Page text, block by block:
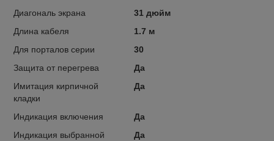
Диагональ экрана
31 дюйм
Длина кабеля
1.7 м
Для порталов серии
30
Защита от перегрева
Да
Имитация кирпичной
кладки
Да
Индикация включения
Да
Индикация выбранной
Да